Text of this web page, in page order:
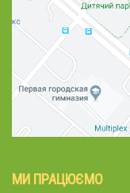
МИ ПРАЦЮЄМО